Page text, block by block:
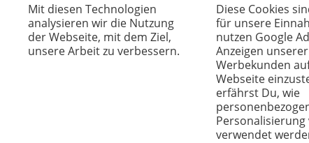
Mit diesen Technologien
analysieren wir die Nutzung
der Webseite, mit dem Ziel,
unsere Arbeit zu verbessern.
Diese Cookies
für unsere
nutzen Google
Anzeigen unserer
Werbekunden
Webseite
erfährst Du, wie
Personalisierung
verwendet